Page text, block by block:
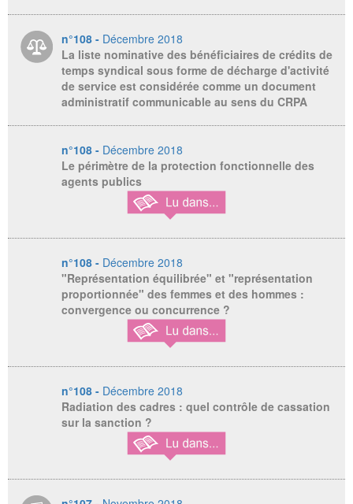
n°108 - Décembre 2018
La liste nominative des bénéficiaires de crédits de
temps syndical sous forme de décharge d'activité
de service est considérée comme un document
administratif communicable au sens du CRPA
n°108 - Décembre 2018
Le périmètre de la protection fonctionnelle des
agents publics
n°108 - Décembre 2018
"Représentation équilibrée" et "représentation
proportionnée" des femmes et des hommes :
convergence ou concurrence ?
n°108 - Décembre 2018
Radiation des cadres : quel contrôle de cassation
sur la sanction ?